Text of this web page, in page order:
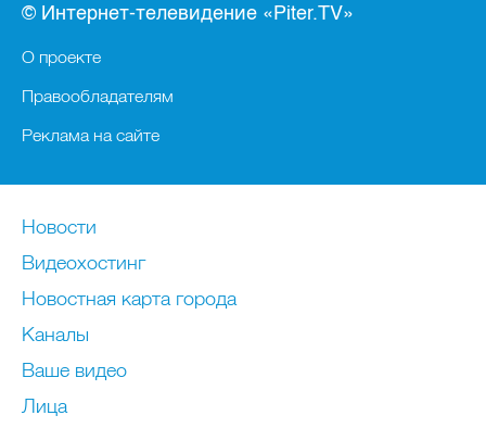
© Интернет-телевидение «Piter.TV»
О проекте
Правообладателям
Реклама на сайте
Новости
Видеохостинг
Новостная карта города
Каналы
Ваше видео
Лица